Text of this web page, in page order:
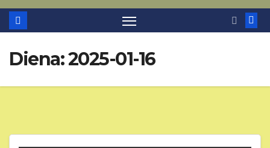
Diena:2025-01-16